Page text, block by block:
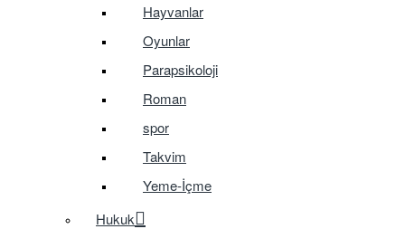
Hayvanlar
Oyunlar
Parapsikoloji
Roman
spor
Takvim
Yeme-İçme
Hukuk